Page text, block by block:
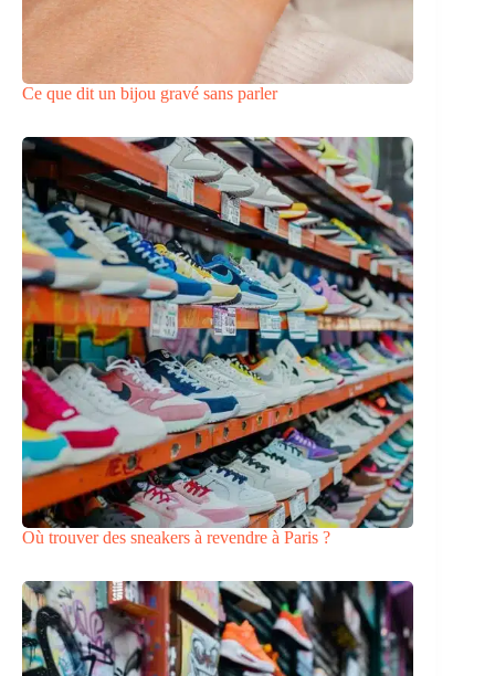
Ce que dit un bijou gravé sans parler
Où trouver des sneakers à revendre à Paris ?